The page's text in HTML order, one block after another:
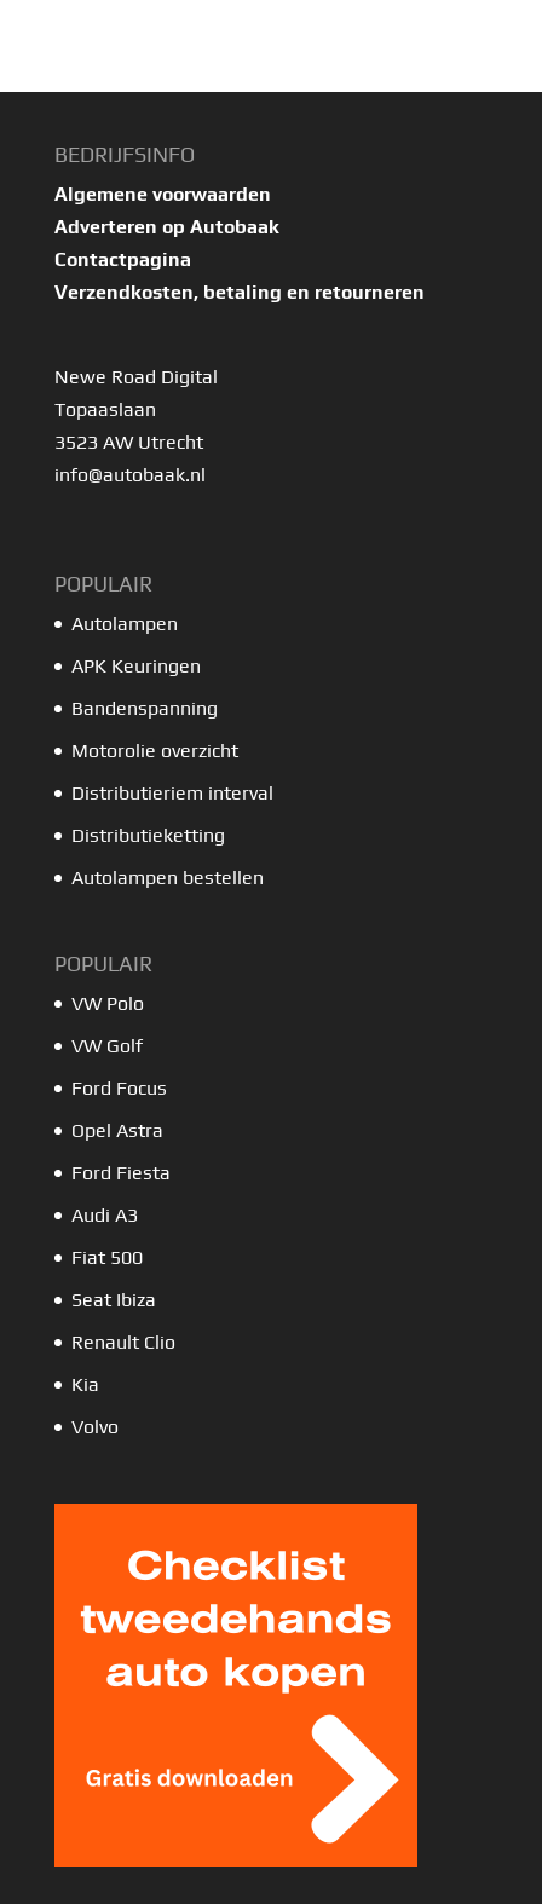
BEDRIJFSINFO
Algemene voorwaarden
Adverteren op Autobaak
Contactpagina
Verzendkosten, betaling en retourneren
Newe Road Digital
Topaaslaan
3523 AW Utrecht
info@autobaak.nl
POPULAIR
Autolampen
APK Keuringen
Bandenspanning
Motorolie overzicht
Distributieriem interval
Distributieketting
Autolampen bestellen
POPULAIR
VW Polo
VW Golf
Ford Focus
Opel Astra
Ford Fiesta
Audi A3
Fiat 500
Seat Ibiza
Renault Clio
Kia
Volvo